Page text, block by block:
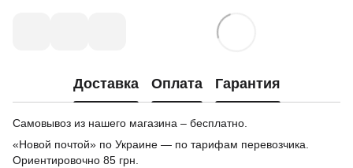
Доставка Оплата Гарантия
Самовывоз из нашего магазина – бесплатно.
«Новой почтой» по Украине — по тарифам перевозчика.
Ориентировочно 85 грн.